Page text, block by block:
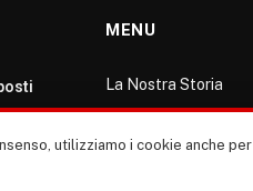
MENU
La Nostra Storia
ventitrenta
utilizziamo i cookie anche per